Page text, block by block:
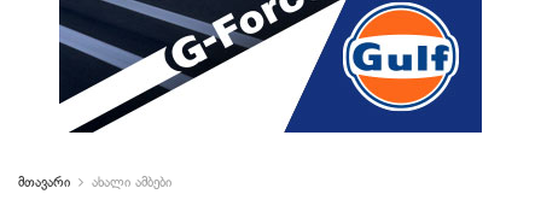
მთავარი ახალი ამბები